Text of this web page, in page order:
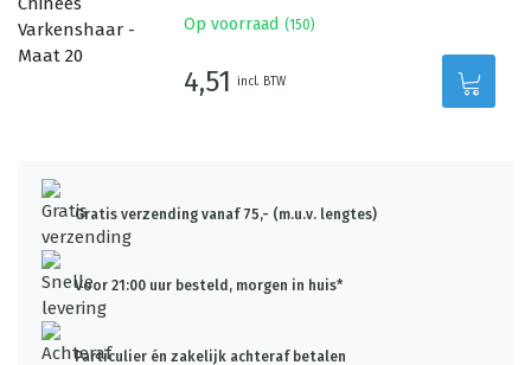
Op voorraad (150)
4,51 incl. BTW
Gratis verzending vanaf 75,- (m.u.v. lengtes)
Voor 21:00 uur besteld, morgen in huis*
Particulier én zakelijk achteraf betalen